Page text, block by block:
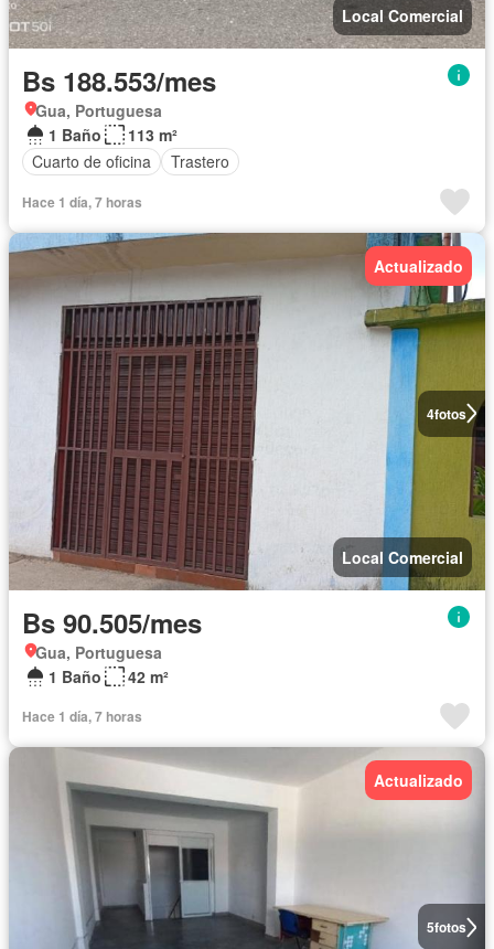
Local Comercial
Bs 188.553/mes
Gua, Portuguesa
1 Baño
113 m²
Cuarto de oficina
Trastero
Hace 1 día, 7 horas
4fotos
Actualizado
Local Comercial
Bs 90.505/mes
Gua, Portuguesa
1 Baño
42 m²
Hace 1 día, 7 horas
5fotos
Actualizado